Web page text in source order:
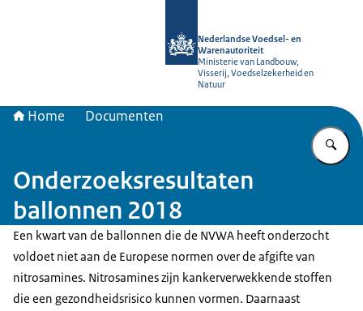
Nederlandse Voedsel- en
Warenautoriteit
Ministerie van Landbouw,
Visserij, Voedselzekerheid en
Natuur
Home Documenten
Onderzoeksresultaten
ballonnen 2018
Een kwart van de ballonnen die de NVWA heeft onderzocht
voldoet niet aan de Europese normen over de afgifte van
nitrosamines. Nitrosamines zijn kankerverwekkende stoffen
die een gezondheidsrisico kunnen vormen. Daarnaast